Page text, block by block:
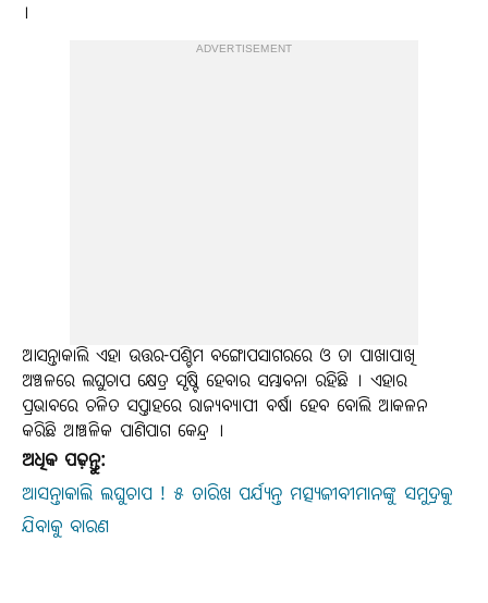
।
ADVERTISEMENT
ଆସନ୍ତାକାଲି ଏହା ଉତ୍ତର-ପଶ୍ଚିମ ବଙ୍ଗୋପସାଗରରେ ଓ ତା ପାଖାପାଖି
ଅଞ୍ଚଳରେ ଲଘୁଚାପ କ୍ଷେତ୍ର ସୃଷ୍ଟି ହେବାର ସମ୍ଭାବନା ରହିଛି । ଏହାର
ପ୍ରଭାବରେ ଚଳିତ ସପ୍ତାହରେ ରାଜ୍ୟବ୍ୟାପୀ ବର୍ଷା ହେବ ବୋଲି ଆକଳନ
କରିଛି ଆଞ୍ଚଳିକ ପାଣିପାଗ କେନ୍ଦ୍ର ।
ଅଧିକ ପଢ଼ନ୍ତୁ:
ଆସନ୍ତାକାଲି ଲଘୁଚାପ ! ୫ ତାରିଖ ପର୍ଯ୍ୟନ୍ତ ମତ୍ସ୍ୟଜୀବୀମାନଙ୍କୁ ସମୁଦ୍ରକୁ
ଯିବାକୁ ବାରଣ